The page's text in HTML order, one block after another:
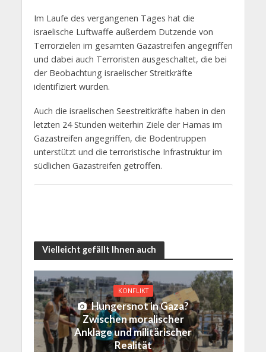
Im Laufe des vergangenen Tages hat die
israelische Luftwaffe außerdem Dutzende von
Terrorzielen im gesamten Gazastreifen angegriffen
und dabei auch Terroristen ausgeschaltet, die bei
der Beobachtung israelischer Streitkräfte
identifiziert wurden.
Auch die israelischen Seestreitkräfte haben in den
letzten 24 Stunden weiterhin Ziele der Hamas im
Gazastreifen angegriffen, die Bodentruppen
unterstützt und die terroristische Infrastruktur im
südlichen Gazastreifen getroffen.
Vielleicht gefällt Ihnen auch
KONFLIKT
Hungersnot in Gaza?
Zwischen moralischer
Anklage und militärischer
Realität